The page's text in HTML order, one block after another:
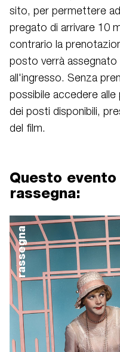
sito, per permettere
pregato di arrivare 10
contrario la
posto verrà assegnato
all'ingresso. Senza
possibile accedere
dei posti disponibili,
del film.
Questo
rassegna:
rassegna